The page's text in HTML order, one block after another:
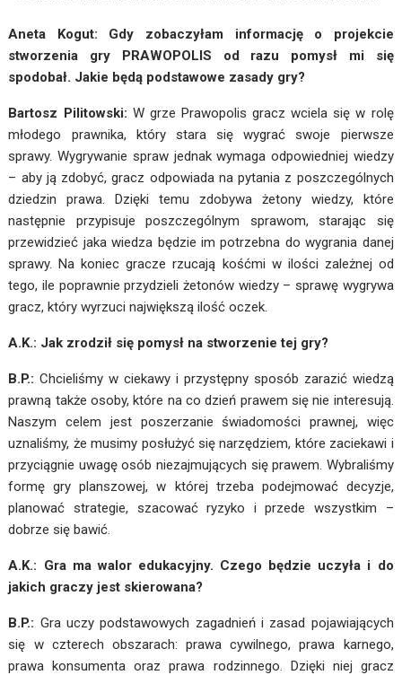
Aneta Kogut: Gdy zobaczyłam informację o projekcie
stworzenia gry PRAWOPOLIS od razu pomysł mi się
spodobał. Jakie będą podstawowe zasady gry?
Bartosz Pilitowski: W grze Prawopolis gracz wciela się w rolę
młodego prawnika, który stara się wygrać swoje pierwsze
sprawy. Wygrywanie spraw jednak wymaga odpowiedniej wiedzy
– aby ją zdobyć, gracz odpowiada na pytania z poszczególnych
dziedzin prawa. Dzięki temu zdobywa żetony wiedzy, które
następnie przypisuje poszczególnym sprawom, starając się
przewidzieć jaka wiedza będzie im potrzebna do wygrania danej
sprawy. Na koniec gracze rzucają kośćmi w ilości zależnej od
tego, ile poprawnie przydzieli żetonów wiedzy – sprawę wygrywa
gracz, który wyrzuci największą ilość oczek.
A.K.: Jak zrodził się pomysł na stworzenie tej gry?
B.P.: Chcieliśmy w ciekawy i przystępny sposób zarazić wiedzą
prawną także osoby, które na co dzień prawem się nie interesują.
Naszym celem jest poszerzanie świadomości prawnej, więc
uznaliśmy, że musimy posłużyć się narzędziem, które zaciekawi i
przyciągnie uwagę osób niezajmujących się prawem. Wybraliśmy
formę gry planszowej, w której trzeba podejmować decyzje,
planować strategie, szacować ryzyko i przede wszystkim –
dobrze się bawić.
A.K.: Gra ma walor edukacyjny. Czego będzie uczyła i do
jakich graczy jest skierowana?
B.P.: Gra uczy podstawowych zagadnień i zasad pojawiających
się w czterech obszarach: prawa cywilnego, prawa karnego,
prawa konsumenta oraz prawa rodzinnego. Dzięki niej gracz